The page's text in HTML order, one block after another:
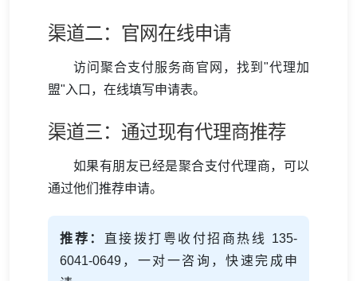
渠道二：官网在线申请
访问聚合支付服务商官网，找到"代理加
盟"入口，在线填写申请表。
渠道三：通过现有代理商推荐
如果有朋友已经是聚合支付代理商，可以
通过他们推荐申请。
推荐： 直接拨打粤收付招商热线 135-
6041-0649，一对一咨询，快速完成申